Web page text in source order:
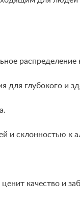
распределение
для глубокого и
и склонностью к
качество и